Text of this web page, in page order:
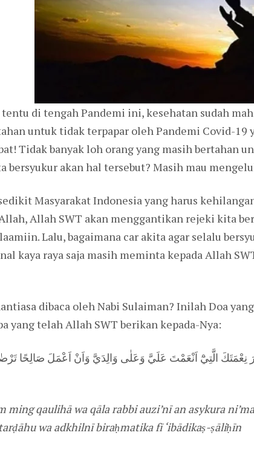
tentu di tengah Pandemi ini, kesehatan sudah
untuk tidak terpapar oleh Pandemi Covid-19
Tidak banyak loh orang yang masih bertahan
bersyukur akan hal tersebut? Masih mau
Masyarakat Indonesia yang harus
Allah SWT akan menggantikan rejeki kita
Lalu, bagaimana car akita agar selalu
kaya raya saja masih meminta kepada Allah
dibaca oleh Nabi Sulaiman? Inilah Doa
yang telah Allah SWT berikan kepada-Nya:
الَّتِيْٓ اَنْعَمْتَ عَلَيَّ وَعَلٰى وَالِدَيَّ وَاَنْ اَعْمَلَ صَالِحًا
ming qaulihā wa qāla rabbi auzi’nī an asykura
wa adkhilnī biraḥmatika fī ‘ibādikaṣ-ṣāliḥīn